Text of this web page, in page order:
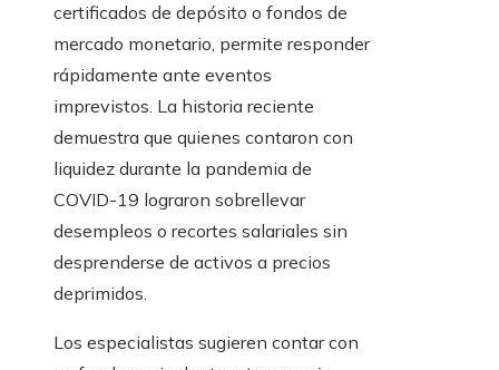
certificados de depósito o fondos de
mercado monetario, permite responder
rápidamente ante eventos
imprevistos. La historia reciente
demuestra que quienes contaron con
liquidez durante la pandemia de
COVID-19 lograron sobrellevar
desempleos o recortes salariales sin
desprenderse de activos a precios
deprimidos.
Los especialistas sugieren contar con